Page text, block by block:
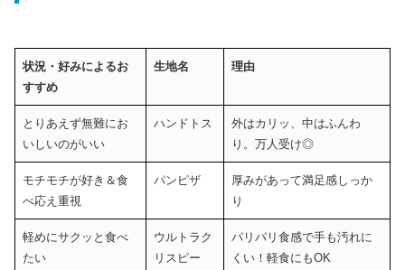
状況・好みによるお
すすめ
生地名 理由
とりあえず無難にお
いしいのがいい
ハンドトス
外はカリッ、中はふんわ
り。万人受け◎
モチモチが好き＆食
べ応え重視
パンピザ
厚みがあって満足感しっか
り
軽めにサクッと食べ
たい
ウルトラク
リスピー
パリパリ食感で手も汚れに
くい！軽食にもOK